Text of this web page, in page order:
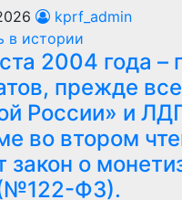
kprf_admin
в истории
2004 года –
прежде
России» и
во втором
закон о
(№122-ФЗ).